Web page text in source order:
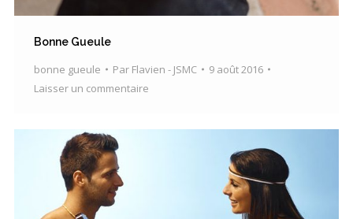
Bonne Gueule
bonne gueule Par Flavien - JSMC
9 août 2016
Laisser un commentaire